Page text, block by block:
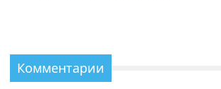
Комментарии